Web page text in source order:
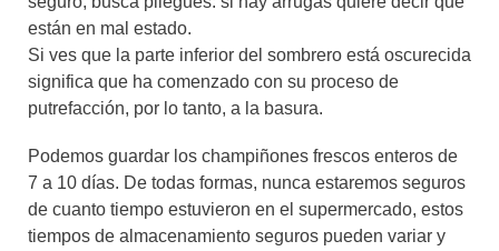
están en mal estado.
Si ves que la parte inferior del sombrero está oscurecida
significa que ha comenzado con su proceso de
putrefacción, por lo tanto, a la basura.
Podemos guardar los champiñones frescos enteros de
7 a 10 días. De todas formas, nunca estaremos seguros
de cuanto tiempo estuvieron en el supermercado, estos
tiempos de almacenamiento seguros pueden variar y